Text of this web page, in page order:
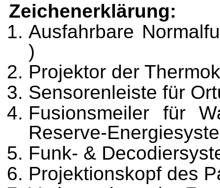
Zeichenerklärung:
Ausfahrbare
)
Projektor der
Sensorenleiste für
Fusionsmeiler für
Reserve-
Funk- &
Projektionskopf des